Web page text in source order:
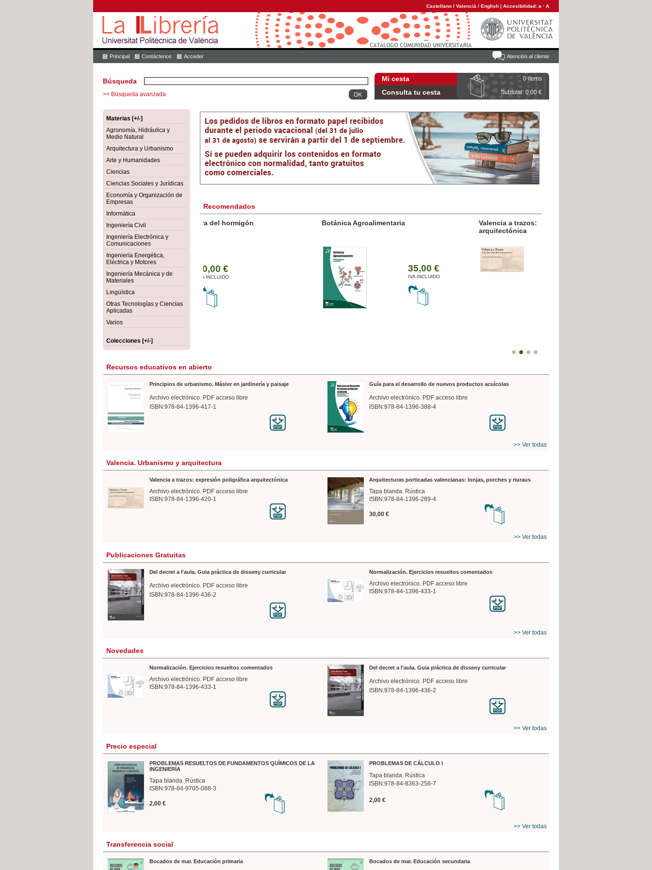
Castellano / Valencià / English | Accesibilidad: a · A
Atención al cliente
Principal Contáctenos Acceder
Mi cesta 0 items
Consulta tu cesta Subtotal: 0,00 €
Búsqueda
>> Búsqueda avanzada
Materias [+/-]
Agronomía, Hidráulica y
Medio Natural
Arquitectura y Urbanismo
Arte y Humanidades
Ciencias
Ciencias Sociales y Jurídicas
Economía y Organización de
Empresas
Informática
Ingeniería Civil
Ingeniería Electrónica y
Comunicaciones
Ingeniería Energética,
Eléctrica y Motores
Ingeniería Mecánica y de
Materiales
Lingüística
Otras Tecnologías y Ciencias
Aplicadas
Varios
Colecciones [+/-]
Recomendados
Botánica Agroalimentaria
Valencia a trazos: expresión poligráfica
Recursos educativos en abierto
Principios de urbanismo. Máster en jardinería y paisaje
Archivo electrónico. PDF acceso libre
ISBN:978-84-1396-417-1
Guía para el desarrollo de nuevos productos acuícolas
Archivo electrónico. PDF acceso libre
ISBN:978-84-1396-388-4
>> Ver todas
Valencia. Urbanismo y arquitectura
Valencia a trazos: expresión poligráfica arquitectónica
Archivo electrónico. PDF acceso libre
ISBN:978-84-1396-420-1
Arquitecturas porticadas valencianas: lonjas, porches y riuraus
Tapa blanda. Rústica
ISBN:978-84-1396-289-4
30,00 €
>> Ver todas
Publicaciones Gratuitas
Del decret a l'aula. Guia práctica de disseny curricular
Archivo electrónico. PDF acceso libre
ISBN:978-84-1396-436-2
Normalización. Ejercicios resueltos comentados
Archivo electrónico. PDF acceso libre
ISBN:978-84-1396-433-1
>> Ver todas
Novedades
Normalización. Ejercicios resueltos comentados
Archivo electrónico. PDF acceso libre
ISBN:978-84-1396-433-1
Del decret a l'aula. Guia práctica de disseny curricular
Archivo electrónico. PDF acceso libre
ISBN:978-84-1396-436-2
>> Ver todas
Precio especial
PROBLEMAS RESUELTOS DE FUNDAMENTOS QUÍMICOS DE LA
INGENIERÍA
Tapa blanda. Rústica
ISBN:978-84-9705-088-3
2,00 €
PROBLEMAS DE CÁLCULO I
Tapa blanda. Rústica
ISBN:978-84-8363-256-7
2,00 €
>> Ver todas
Transferencia social
Bocados de mar. Educación primaria Bocados de mar. Educación secundaria